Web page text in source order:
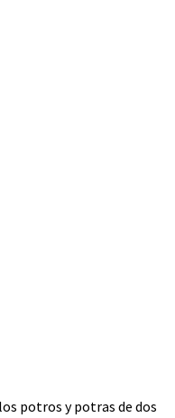
potros y potras de dos